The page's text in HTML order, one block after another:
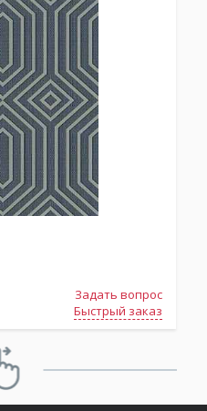
Задать вопрос
Быстрый заказ